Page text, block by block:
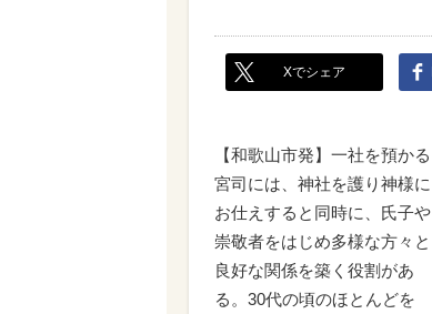
Xでシェア
【和歌山市発】一社を預かる
宮司には、神社を護り神様に
お仕えすると同時に、氏子や
崇敬者をはじめ多様な方々と
良好な関係を築く役割があ
る。30代の頃のほとんどを